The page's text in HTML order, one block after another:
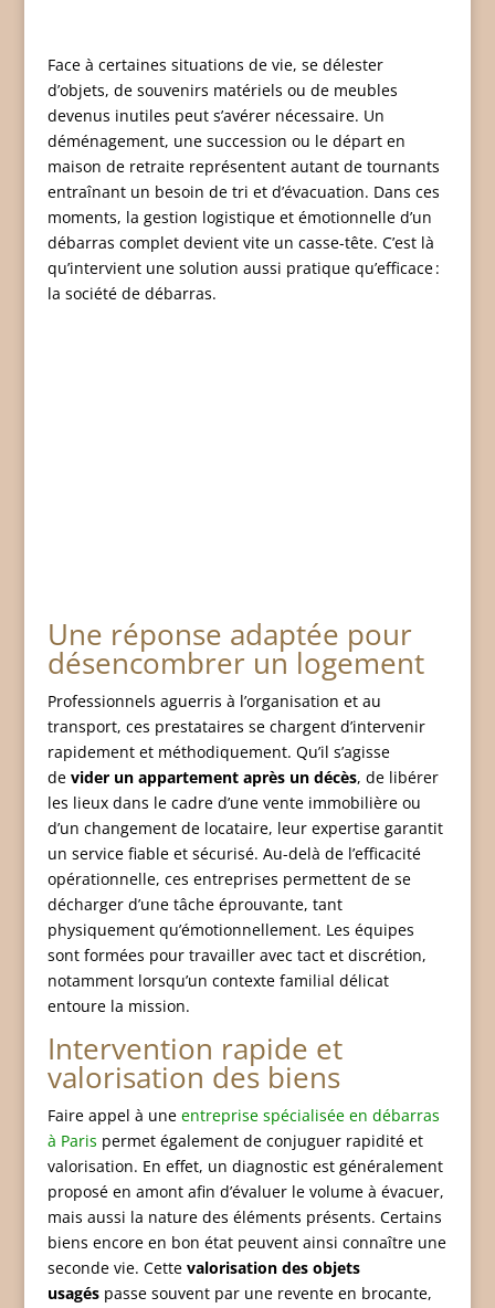
Face à certaines situations de vie, se délester
d’objets, de souvenirs matériels ou de meubles
devenus inutiles peut s’avérer nécessaire. Un
déménagement, une succession ou le départ en
maison de retraite représentent autant de tournants
entraînant un besoin de tri et d’évacuation. Dans ces
moments, la gestion logistique et émotionnelle d’un
débarras complet devient vite un casse-tête. C’est là
qu’intervient une solution aussi pratique qu’efficace :
la société de débarras.
Une réponse adaptée pour
désencombrer un logement
Professionnels aguerris à l’organisation et au
transport, ces prestataires se chargent d’intervenir
rapidement et méthodiquement. Qu’il s’agisse
de vider un appartement après un décès, de libérer
les lieux dans le cadre d’une vente immobilière ou
d’un changement de locataire, leur expertise garantit
un service fiable et sécurisé. Au-delà de l’efficacité
opérationnelle, ces entreprises permettent de se
décharger d’une tâche éprouvante, tant
physiquement qu’émotionnellement. Les équipes
sont formées pour travailler avec tact et discrétion,
notamment lorsqu’un contexte familial délicat
entoure la mission.
Intervention rapide et
valorisation des biens
Faire appel à une entreprise spécialisée en débarras
à Paris permet également de conjuguer rapidité et
valorisation. En effet, un diagnostic est généralement
proposé en amont afin d’évaluer le volume à évacuer,
mais aussi la nature des éléments présents. Certains
biens encore en bon état peuvent ainsi connaître une
seconde vie. Cette valorisation des objets
usagéspasse souvent par une revente en brocante,